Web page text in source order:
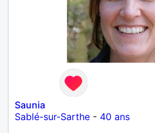
Saunia
Sablé-sur-Sarthe - 40 ans